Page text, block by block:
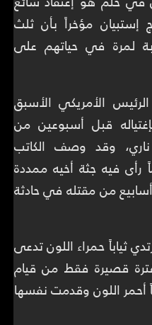
مؤخراً بأن ثلث
لمرة في حياتهم على
الأمريكي الأسبق
قبل أسبوعين من
وقد وصف الكاتب
رأى فيه جثة أخيه ممددة
من مقتله في حادثة
ثياباً حمراء اللون تدعى
قصيرة فقط من قيام
أحمر اللون وقدمت نفسها